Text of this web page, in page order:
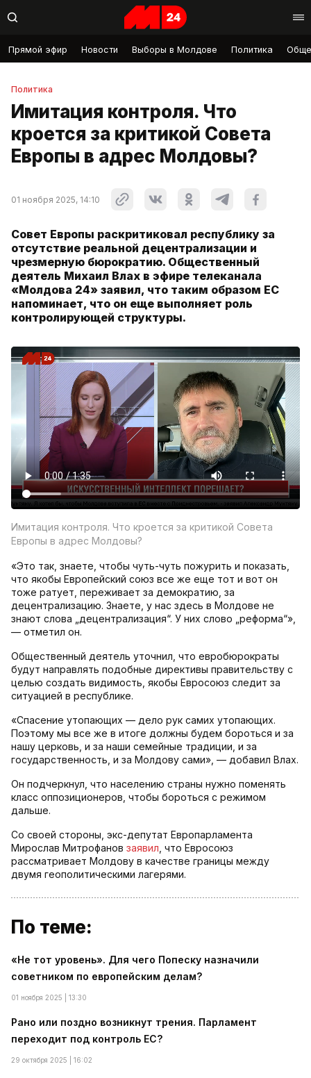
Прямой эфир Новости Выборы в Молдове Политика
Политика
Имитация контроля. Что
кроется за критикой Совета
Европы в адрес Молдовы?
01 ноября 2025, 14:10
Совет Европы раскритиковал республику за
отсутствие реальной децентрализации и
чрезмерную бюрократию. Общественный
деятель Михаил Влах в эфире телеканала
«Молдова 24» заявил, что таким образом ЕС
напоминает, что он еще выполняет роль
контролирующей структуры.
Имитация контроля. Что кроется за критикой Совета
Европы в адрес Молдовы?
«Это так, знаете, чтобы чуть-чуть пожурить и показать,
что якобы Европейский союз все же еще тот и вот он
тоже ратует, переживает за демократию, за
децентрализацию. Знаете, у нас здесь в Молдове не
знают слова „децентрализация“. У них слово „реформа“»,
— отметил он.
Общественный деятель уточнил, что евробюрократы
будут направлять подобные директивы правительству с
целью создать видимость, якобы Евросоюз следит за
ситуацией в республике.
«Спасение утопающих — дело рук самих утопающих.
Поэтому мы все же в итоге должны будем бороться и за
нашу церковь, и за наши семейные традиции, и за
государственность, и за Молдову сами», — добавил Влах.
Он подчеркнул, что населению страны нужно поменять
класс оппозиционеров, чтобы бороться с режимом
дальше.
Со своей стороны, экс-депутат Европарламента
Мирослав Митрофанов заявил , что Евросоюз
рассматривает Молдову в качестве границы между
двумя геополитическими лагерями.
По теме:
«Не тот уровень». Для чего Попеску назначили
советником по европейским делам?
01 ноября 2025 | 13:30
Рано или поздно возникнут трения. Парламент
переходит под контроль ЕС?
29 октября 2025 | 16:02